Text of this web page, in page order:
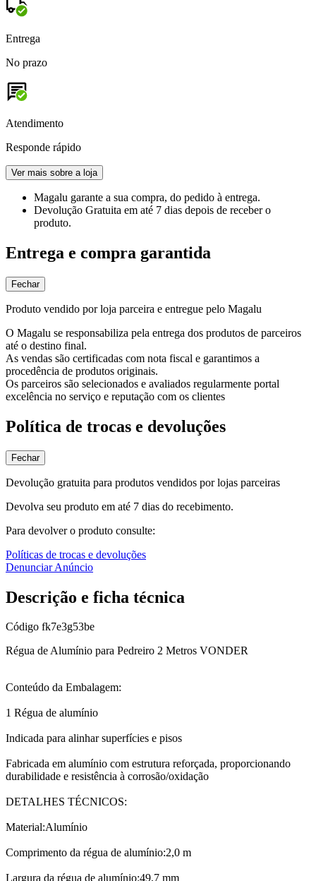
Entrega
No prazo
Atendimento
Responde rápido
Ver mais sobre a loja
Magalu garante a sua compra, do pedido à entrega.
Devolução Gratuita em até 7 dias depois de receber o
produto.
Entrega e compra garantida
Fechar
Produto vendido por loja parceira e entregue pelo Magalu
O Magalu se responsabiliza pela entrega dos produtos de parceiros
até o destino final.
As vendas são certificadas com nota fiscal e garantimos a
procedência de produtos originais.
Os parceiros são selecionados e avaliados regularmente portal
excelência no serviço e reputação com os clientes
Política de trocas e devoluções
Fechar
Devolução gratuita para produtos vendidos por lojas parceiras
Devolva seu produto em até 7 dias do recebimento.
Para devolver o produto consulte:
Políticas de trocas e devoluções
Denunciar Anúncio
Descrição e ficha técnica
Código fk7e3g53be
Régua de Alumínio para Pedreiro 2 Metros VONDER
Conteúdo da Embalagem:
1 Régua de alumínio
Indicada para alinhar superfícies e pisos
Fabricada em alumínio com estrutura reforçada, proporcionando
durabilidade e resistência à corrosão/oxidação
DETALHES TÉCNICOS:
Material:Alumínio
Comprimento da régua de alumínio:2,0 m
Largura da régua de alumínio:49,7 mm